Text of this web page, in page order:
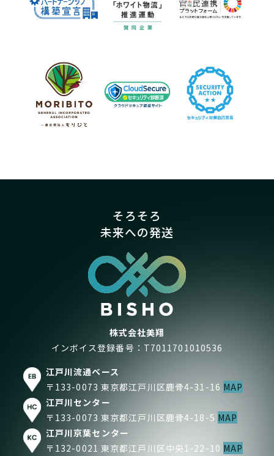
そろそろ
未来への発送
株式会社美翔
インボイス登録番号：T7011701010536
江戸川流通ベース
〒133-0073 東京都江戸川区鹿骨4-31-16 MAP
江戸川センター
〒133-0073 東京都江戸川区鹿骨4-18-5 MAP
江戸川京葉センター
〒132-0021 東京都江戸川区中央1-22-10 MAP